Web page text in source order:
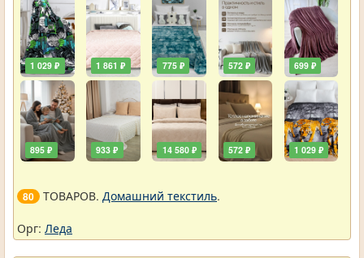
1 029 ₽
895 ₽
1 861 ₽
933 ₽
775 ₽
14 580 ₽
572 ₽
572 ₽
699 ₽
1 029 ₽
80 ТОВАРОВ. Домашний текстиль.
Орг: Леда